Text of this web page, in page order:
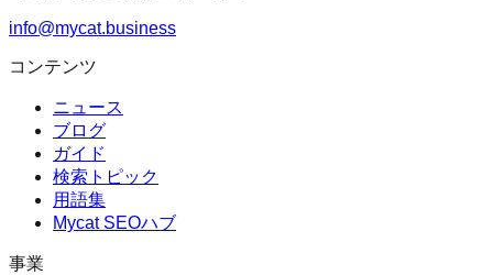
info@mycat.business
コンテンツ
ニュース
ブログ
ガイド
検索トピック
用語集
Mycat SEOハブ
事業